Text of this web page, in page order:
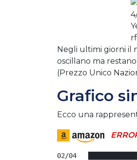
Negli ultimi giorni il
oscillano ma
(Prezzo Unico
Grafico
Ecco una
02/04